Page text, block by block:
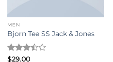
MEN
Bjorn Tee SS Jack & Jones
評分
$29.00